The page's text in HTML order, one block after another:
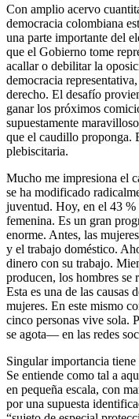
Con amplio acervo
democracia colombiana
una parte importante del
que el Gobierno tome
acallar o debilitar la
democracia
derecho. El desafío
ganar los próximos
supuestamente
que el caudillo proponga.
plebiscitaria.
Mucho me impresiona el
se ha modificado
juventud. Hoy, en el 43 %
femenina. Es un gran
enorme. Antes, las
y el trabajo doméstico.
dinero con su trabajo.
producen, los hombres se
Esta es una de las causas
mujeres. En este mismo
cinco personas vive sola.
se agota— en las redes
Singular importancia
Se entiende como tal a
en pequeña escala, con
por una supuesta